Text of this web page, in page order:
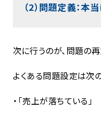
（2）問題定義：本
次に行うのが、問題の再
よくある問題設定は次
・「売上が落ちている」